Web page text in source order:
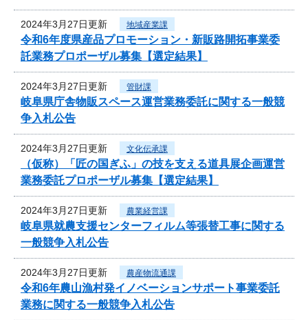
2024年3月27日更新 地域産業課
令和6年度県産品プロモーション・新販路開拓事業委
託業務プロポーザル募集【選定結果】
2024年3月27日更新 管財課
岐阜県庁舎物販スペース運営業務委託に関する一般競
争入札公告
2024年3月27日更新 文化伝承課
（仮称）「匠の国ぎふ」の技を支える道具展企画運営
業務委託プロポーザル募集【選定結果】
2024年3月27日更新 農業経営課
岐阜県就農支援センターフィルム等張替工事に関する
一般競争入札公告
2024年3月27日更新 農産物流通課
令和6年農山漁村発イノベーションサポート事業委託
業務に関する一般競争入札公告